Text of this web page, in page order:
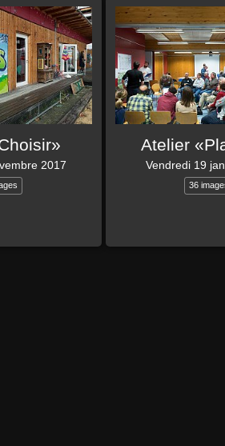
2017
Atelier
Vendredi 19
36